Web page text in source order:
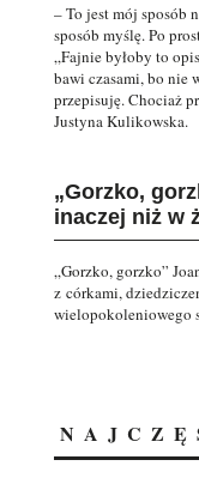
– To jest mój sposób
sposób myślę. Po
„Fajnie byłoby to
bawi czasami, bo nie
przepisuję. Chociaż
Justyna Kulikowska.
„Gorzko,
inaczej niż w
„Gorzko, gorzko”
z córkami,
wielopokoleniowego